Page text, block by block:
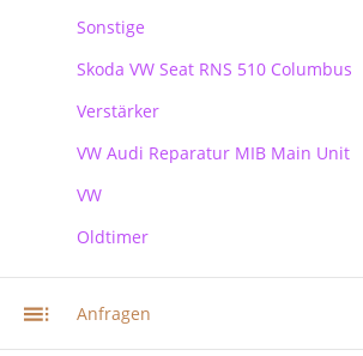
Skoda
Sonstige
Skoda VW Seat RNS 510 Columbus
RNS 510 Columbus Reparatur
Verstärker
VW Audi Reparatur MIB Main Unit
VW
VW Audi Skoda MIB Infotainment
Multimediasystem RNS 510
Oldtimer
Anfragen